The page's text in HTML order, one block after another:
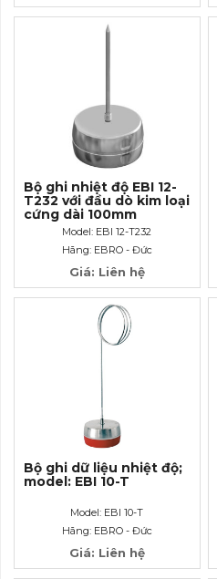
Bộ ghi nhiệt độ EBI 12-
T232 với đầu dò kim loại
cứng dài 100mm
Model: EBI 12-T232
Hãng: EBRO - Đức
Giá: Liên hệ
Bộ ghi dữ liệu nhiệt độ;
model: EBI 10-T
Model: EBI 10-T
Hãng: EBRO - Đức
Giá: Liên hệ